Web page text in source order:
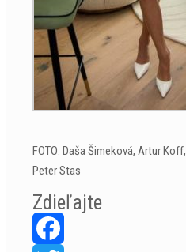
FOTO: Daša Šimeková, Artur Koff,
Peter Stas
Zdieľajte